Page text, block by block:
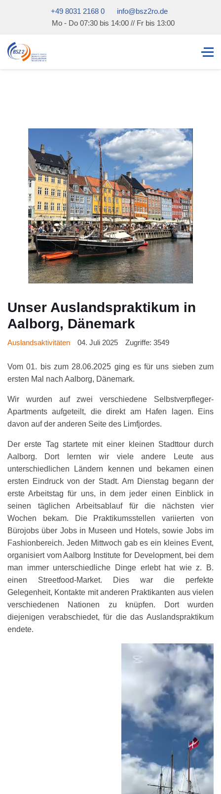
+49 8031 2168 0
info@bsz2ro.de
Mo - Do 07:30 bis 14:00 // Fr bis 13:00
Unser Auslandspraktikum in
Aalborg, Dänemark
Auslandsaktivitäten 04. Juli 2025 Zugriffe: 3549
Vom 01. bis zum 28.06.2025 ging es für uns sieben zum
ersten Mal nach Aalborg, Dänemark.
Wir wurden auf zwei verschiedene Selbstverpfleger-
Apartments aufgeteilt, die direkt am Hafen lagen. Eins
davon auf der anderen Seite des Limfjordes.
Der erste Tag startete mit einer kleinen Stadttour durch
Aalborg. Dort lernten wir viele andere Leute aus
unterschiedlichen Ländern kennen und bekamen einen
ersten Eindruck von der Stadt. Am Dienstag begann der
erste Arbeitstag für uns, in dem jeder einen Einblick in
seinen täglichen Arbeitsablauf für die nächsten vier
Wochen bekam. Die Praktikumsstellen variierten von
Bürojobs über Jobs in Museen und Hotels, sowie Jobs im
Fashionbereich. Jeden Mittwoch gab es ein kleines Event,
organisiert vom Aalborg Institute for Development, bei dem
man immer unterschiedliche Dinge erlebt hat wie z. B.
einen Streetfood-Market. Dies war die perfekte
Gelegenheit, Kontakte mit anderen Praktikanten aus vielen
verschiedenen Nationen zu knüpfen. Dort wurden
diejenigen verabschiedet, für die das Auslandspraktikum
endete.